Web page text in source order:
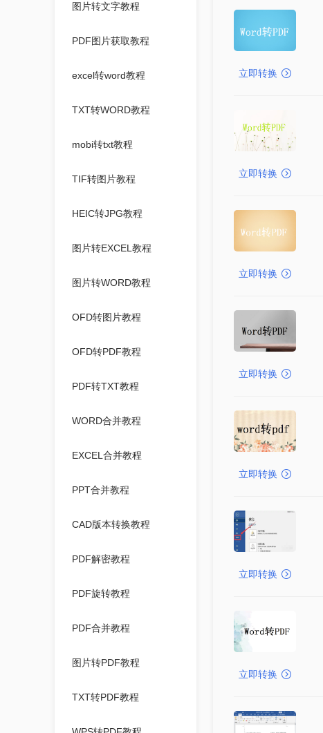
图片转文字教程
PDF图片获取教程
excel转word教程
TXT转WORD教程
mobi转txt教程
TIF转图片教程
HEIC转JPG教程
图片转EXCEL教程
图片转WORD教程
OFD转图片教程
OFD转PDF教程
PDF转TXT教程
WORD合并教程
EXCEL合并教程
PPT合并教程
CAD版本转换教程
PDF解密教程
PDF旋转教程
PDF合并教程
图片转PDF教程
TXT转PDF教程
立即转换
立即转换
立即转换
立即转换
立即转换
立即转换
立即转换